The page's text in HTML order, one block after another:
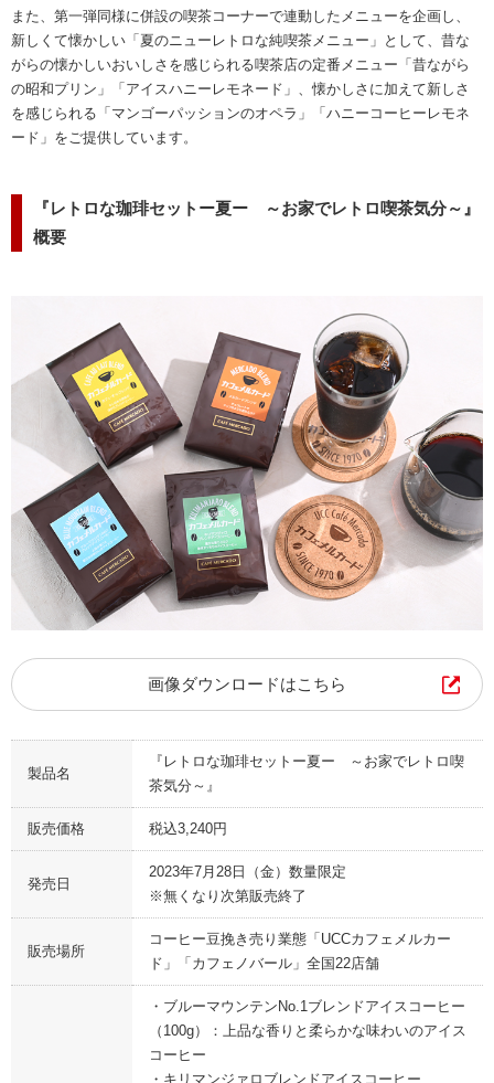
また、第一弾同様に併設の喫茶コーナーで連動したメニューを企画し、
新しくて懐かしい「夏のニューレトロな純喫茶メニュー」として、昔な
がらの懐かしいおいしさを感じられる喫茶店の定番メニュー「昔ながら
の昭和プリン」「アイスハニーレモネード」、懐かしさに加えて新しさ
を感じられる「マンゴーパッションのオペラ」「ハニーコーヒーレモネ
ード」をご提供しています。
『レトロな珈琲セットー夏ー ～お家でレトロ喫茶気分～』
概要
画像ダウンロードはこちら
製品名
『レトロな珈琲セットー夏ー ～お家でレトロ喫
茶気分～』
販売価格 税込3,240円
発売日
2023年7月28日（金）数量限定
※無くなり次第販売終了
販売場所
コーヒー豆挽き売り業態「UCCカフェメルカー
ド」「カフェノバール」全国22店舗
・ブルーマウンテンNo.1ブレンドアイスコーヒー
（100g）：上品な香りと柔らかな味わいのアイス
コーヒー
・キリマンジァロブレンドアイスコーヒー